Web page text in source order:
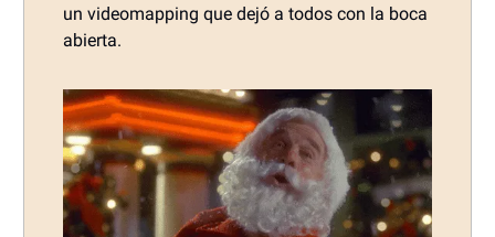
un videomapping que dejó a todos con la boca
abierta.